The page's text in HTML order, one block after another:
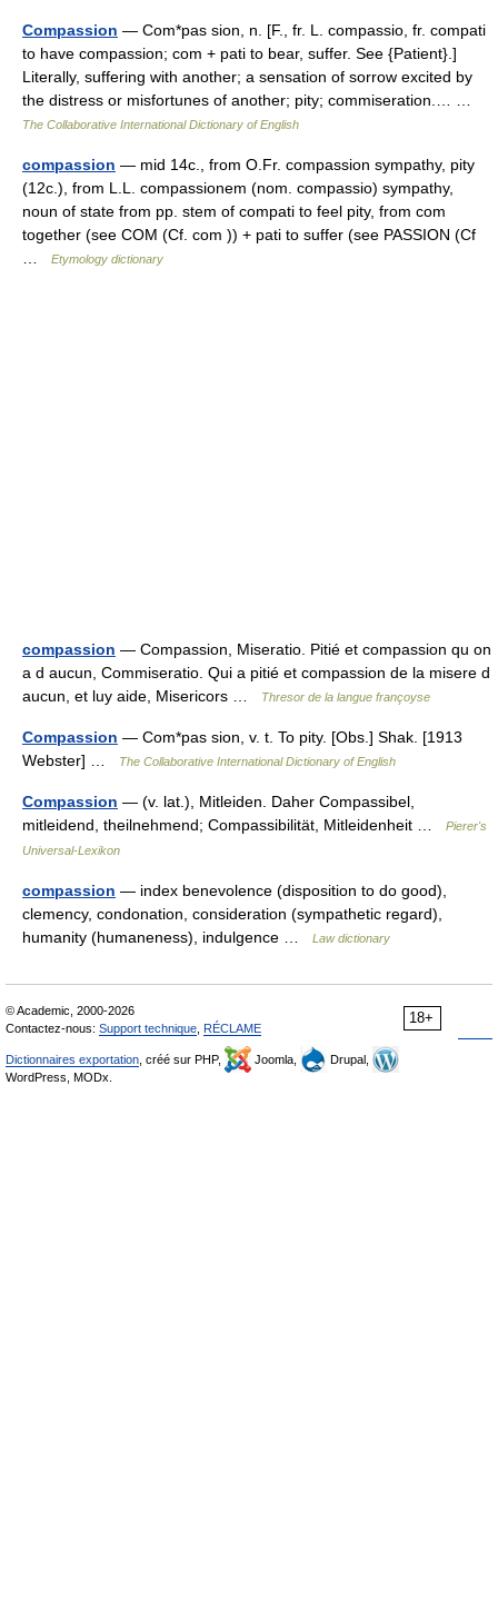
Compassion — Com*pas sion, n. [F., fr. L. compassio, fr. compati
to have compassion; com + pati to bear, suffer. See {Patient}.]
Literally, suffering with another; a sensation of sorrow excited by
the distress or misfortunes of another; pity; commiseration.… …
The Collaborative International Dictionary of English
compassion — mid 14c., from O.Fr. compassion sympathy, pity
(12c.), from L.L. compassionem (nom. compassio) sympathy,
noun of state from pp. stem of compati to feel pity, from com
together (see COM (Cf. com )) + pati to suffer (see PASSION (Cf
Etymology dictionary
compassion — Compassion, Miseratio. Pitié et compassion qu on
a d aucun, Commiseratio. Qui a pitié et compassion de la misere d
aucun, et luy aide, Misericors …
Thresor de la langue françoyse
Compassion — Com*pas sion, v. t. To pity. [Obs.] Shak. [1913
Webster] …
The Collaborative International Dictionary of English
Compassion — (v. lat.), Mitleiden. Daher Compassibel,
mitleidend, theilnehmend; Compassibilität, Mitleidenheit …
Pierer's
Universal-Lexikon
compassion — index benevolence (disposition to do good),
clemency, condonation, consideration (sympathetic regard),
humanity (humaneness), indulgence …
Law dictionary
18+
© Academic, 2000-2026
Contactez-nous: Support technique RÉCLAME
Dictionnaires exportation , créé sur PHP, Joomla,
Drupal,
WordPress, MODx.